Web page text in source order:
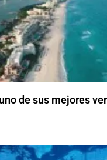
de sus mejores